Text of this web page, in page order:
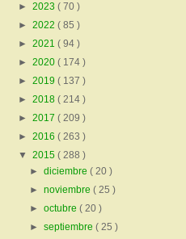
► 2023 ( 70 )
► 2022 ( 85 )
► 2021 ( 94 )
► 2020 ( 174 )
► 2019 ( 137 )
► 2018 ( 214 )
► 2017 ( 209 )
► 2016 ( 263 )
▼ 2015 ( 288 )
►diciembre( 20 )
►noviembre( 25 )
►octubre( 20 )
►septiembre( 25 )